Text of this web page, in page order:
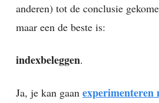
anderen) tot de conclusie
maar een de beste is:
indexbeleggen.
Ja, je kan gaan experimenteren